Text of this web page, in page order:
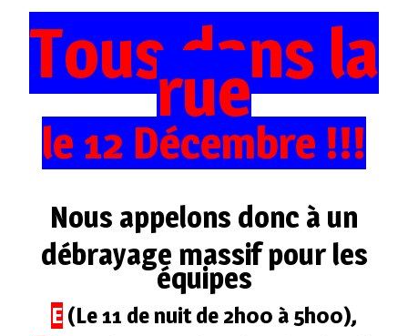
Tous dans la
rue
le 12 Décembre !!!
Nous appelons donc à un
débrayage massif pour les
équipes
E (Le 11 de nuit de 2h00 à 5h00),